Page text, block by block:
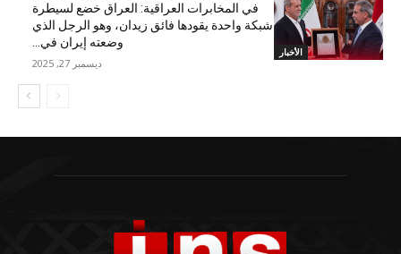
الأخبار
في المخابرات العراقية: العراق خضع لسيطرة
شبكة واحدة يقودها فائق زيدان، وهو الرجل الذي
وضعته إيران في...
ديسمبر 27, 2025